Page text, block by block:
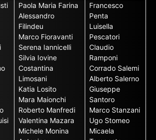
Paola Maria Farina
Alessandro
Filindeu
Marco Fioravanti
Serena Iannicelli
Silvia Iovine
Costantina
Limosani
Katia Losito
Mara Maionchi
Roberto Manfredi
Valentina Mazara
Michele Monina
Francesco
Penta
Luisella
Pescatori
Claudio
Ramponi
Corrado Salemi
Alberto Salerno
Giuseppe
Santoro
Marco Stanzani
Ugo Stomeo
Micaela